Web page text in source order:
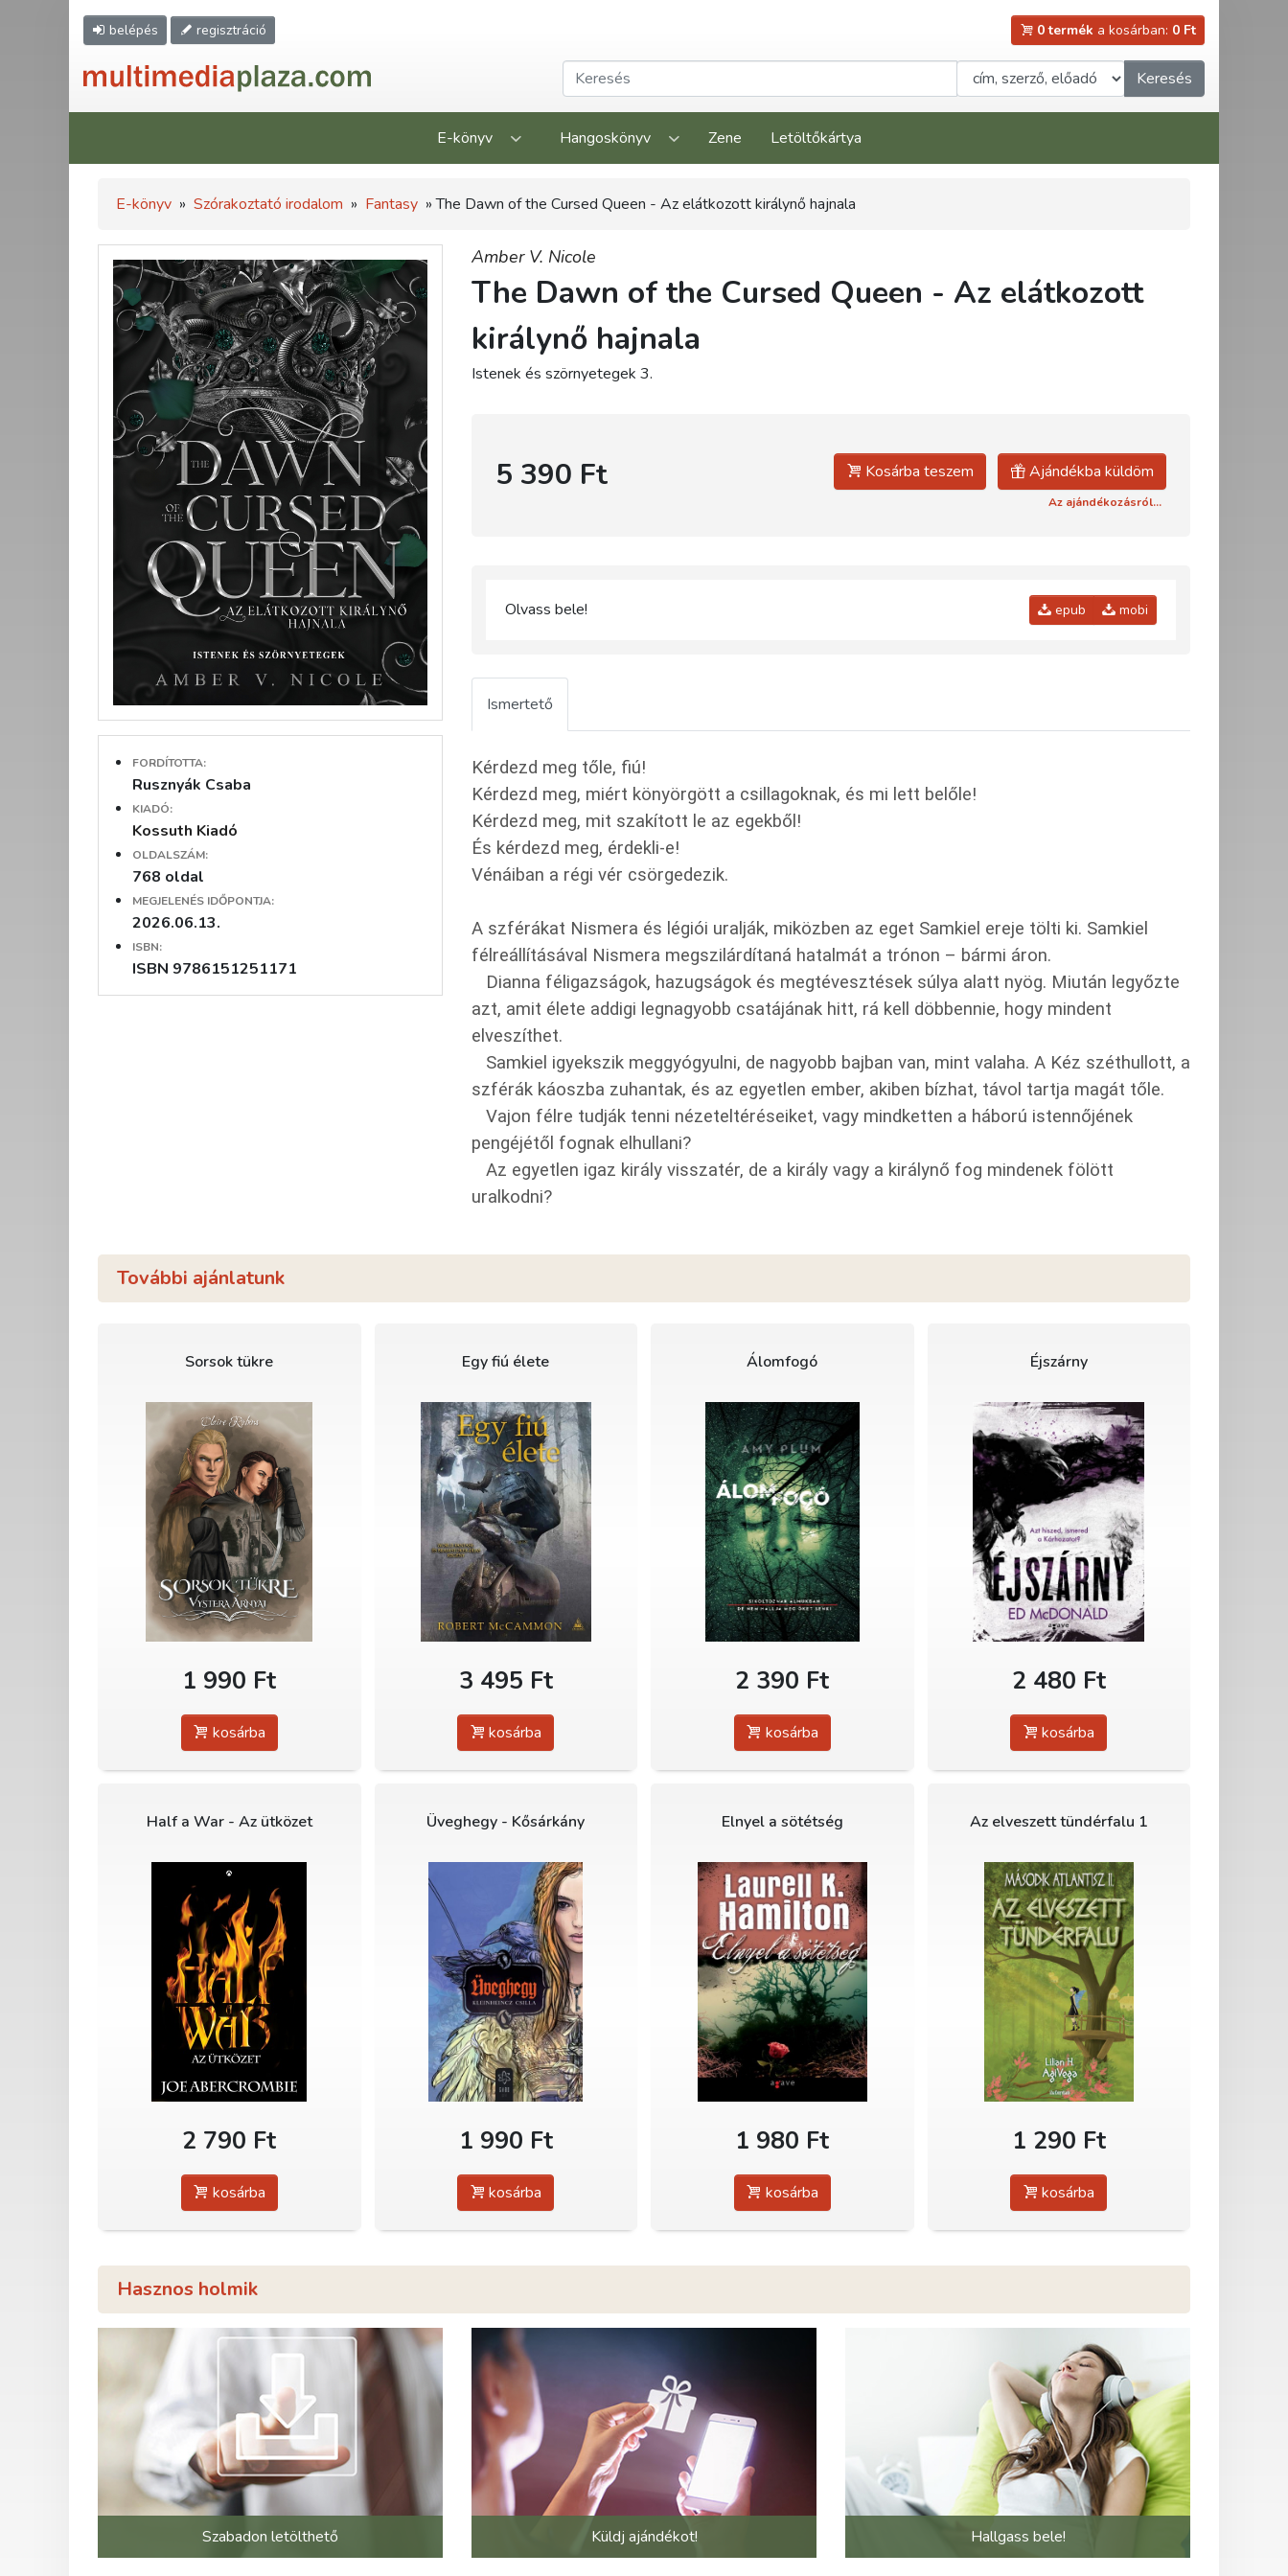
belépés regisztráció 0 termék a kosárban: 0 Ft
Keresés
E-könyv Hangoskönyv Zene Letöltőkártya
E-könyv » Szórakoztató irodalom » Fantasy » The Dawn of the Cursed Queen - Az elátkozott királynő hajnala
FORDÍTOTTA:
Rusznyák Csaba
KIADÓ:
Kossuth Kiadó
OLDALSZÁM:
768 oldal
MEGJELENÉS IDŐPONTJA:
2026.06.13.
ISBN:
ISBN 9786151251171
Amber V. Nicole
The Dawn of the Cursed Queen - Az elátkozott
királynő hajnala
Istenek és szörnyetegek 3.
5 390 Ft Kosárba teszem Ajándékba küldöm
Az ajándékozásról...
Olvass bele! epub mobi
Ismertető
Kérdezd meg tőle, fiú!
Kérdezd meg, miért könyörgött a csillagoknak, és mi lett belőle!
Kérdezd meg, mit szakított le az egekből!
És kérdezd meg, érdekli-e!
Vénáiban a régi vér csörgedezik.
A szférákat Nismera és légiói uralják, miközben az eget Samkiel ereje tölti ki. Samkiel
félreállításával Nismera megszilárdítaná hatalmát a trónon – bármi áron.
Dianna féligazságok, hazugságok és megtévesztések súlya alatt nyög. Miután legyőzte
azt, amit élete addigi legnagyobb csatájának hitt, rá kell döbbennie, hogy mindent
elveszíthet.
Samkiel igyekszik meggyógyulni, de nagyobb bajban van, mint valaha. A Kéz széthullott, a
szférák káoszba zuhantak, és az egyetlen ember, akiben bízhat, távol tartja magát tőle.
Vajon félre tudják tenni nézeteltéréseiket, vagy mindketten a háború istennőjének
pengéjétől fognak elhullani?
Az egyetlen igaz király visszatér, de a király vagy a királynő fog mindenek fölött
uralkodni?
További ajánlatunk
Sorsok tükre
1 990 Ft
kosárba
Egy fiú élete
3 495 Ft
kosárba
Álomfogó
2 390 Ft
kosárba
Éjszárny
2 480 Ft
kosárba
Half a War - Az ütközet
2 790 Ft
kosárba
Üveghegy - Kősárkány
1 990 Ft
kosárba
Elnyel a sötétség
1 980 Ft
kosárba
Az elveszett tündérfalu 1
1 290 Ft
kosárba
Hasznos holmik
Szabadon letölthető Küldj ajándékot! Hallgass bele!